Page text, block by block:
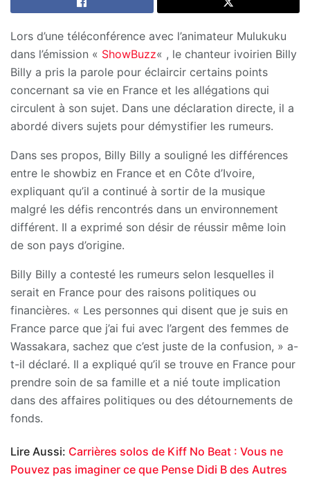
Lors d’une téléconférence avec l’animateur Mulukuku
dans l’émission « ShowBuzz« , le chanteur ivoirien Billy
Billy a pris la parole pour éclaircir certains points
concernant sa vie en France et les allégations qui
circulent à son sujet. Dans une déclaration directe, il a
abordé divers sujets pour démystifier les rumeurs.
Dans ses propos, Billy Billy a souligné les différences
entre le showbiz en France et en Côte d’Ivoire,
expliquant qu’il a continué à sortir de la musique
malgré les défis rencontrés dans un environnement
différent. Il a exprimé son désir de réussir même loin
de son pays d’origine.
Billy Billy a contesté les rumeurs selon lesquelles il
serait en France pour des raisons politiques ou
financières. « Les personnes qui disent que je suis en
France parce que j’ai fui avec l’argent des femmes de
Wassakara, sachez que c’est juste de la confusion, » a-
t-il déclaré. Il a expliqué qu’il se trouve en France pour
prendre soin de sa famille et a nié toute implication
dans des affaires politiques ou des détournements de
fonds.
Lire Aussi: Carrières solos de Kiff No Beat : Vous ne
Pouvez pas imaginer ce que Pense Didi B des Autres